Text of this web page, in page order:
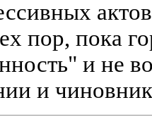
пор, пока
и не
и